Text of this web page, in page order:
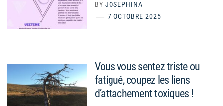
BY JOSEPHINA
7 OCTOBRE 2025
Vous vous sentez triste ou
fatigué, coupez les liens
d’attachement toxiques !